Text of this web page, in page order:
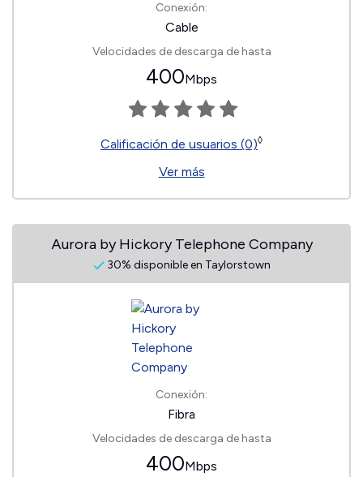
Conexión:
Cable
Velocidades de descarga de hasta
400Mbps
Calificación de usuarios (0)◊
Ver más
Aurora by Hickory Telephone Company
30% disponible en Taylorstown
Conexión:
Fibra
Velocidades de descarga de hasta
400Mbps